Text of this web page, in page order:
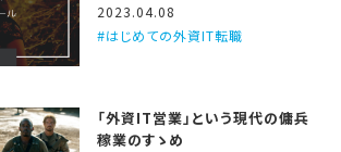
2023.04.08
はじめての外資IT転職
「外資IT営業」という現代の傭兵
稼業のすゝめ